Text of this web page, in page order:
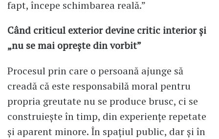
fapt, începe schimbarea reală.”
Când criticul exterior devine critic interior și
„nu se mai oprește din vorbit”
Procesul prin care o persoană ajunge să
creadă că este responsabilă moral pentru
propria greutate nu se produce brusc, ci se
construiește în timp, din experiențe repetate
și aparent minore. În spațiul public, dar și în